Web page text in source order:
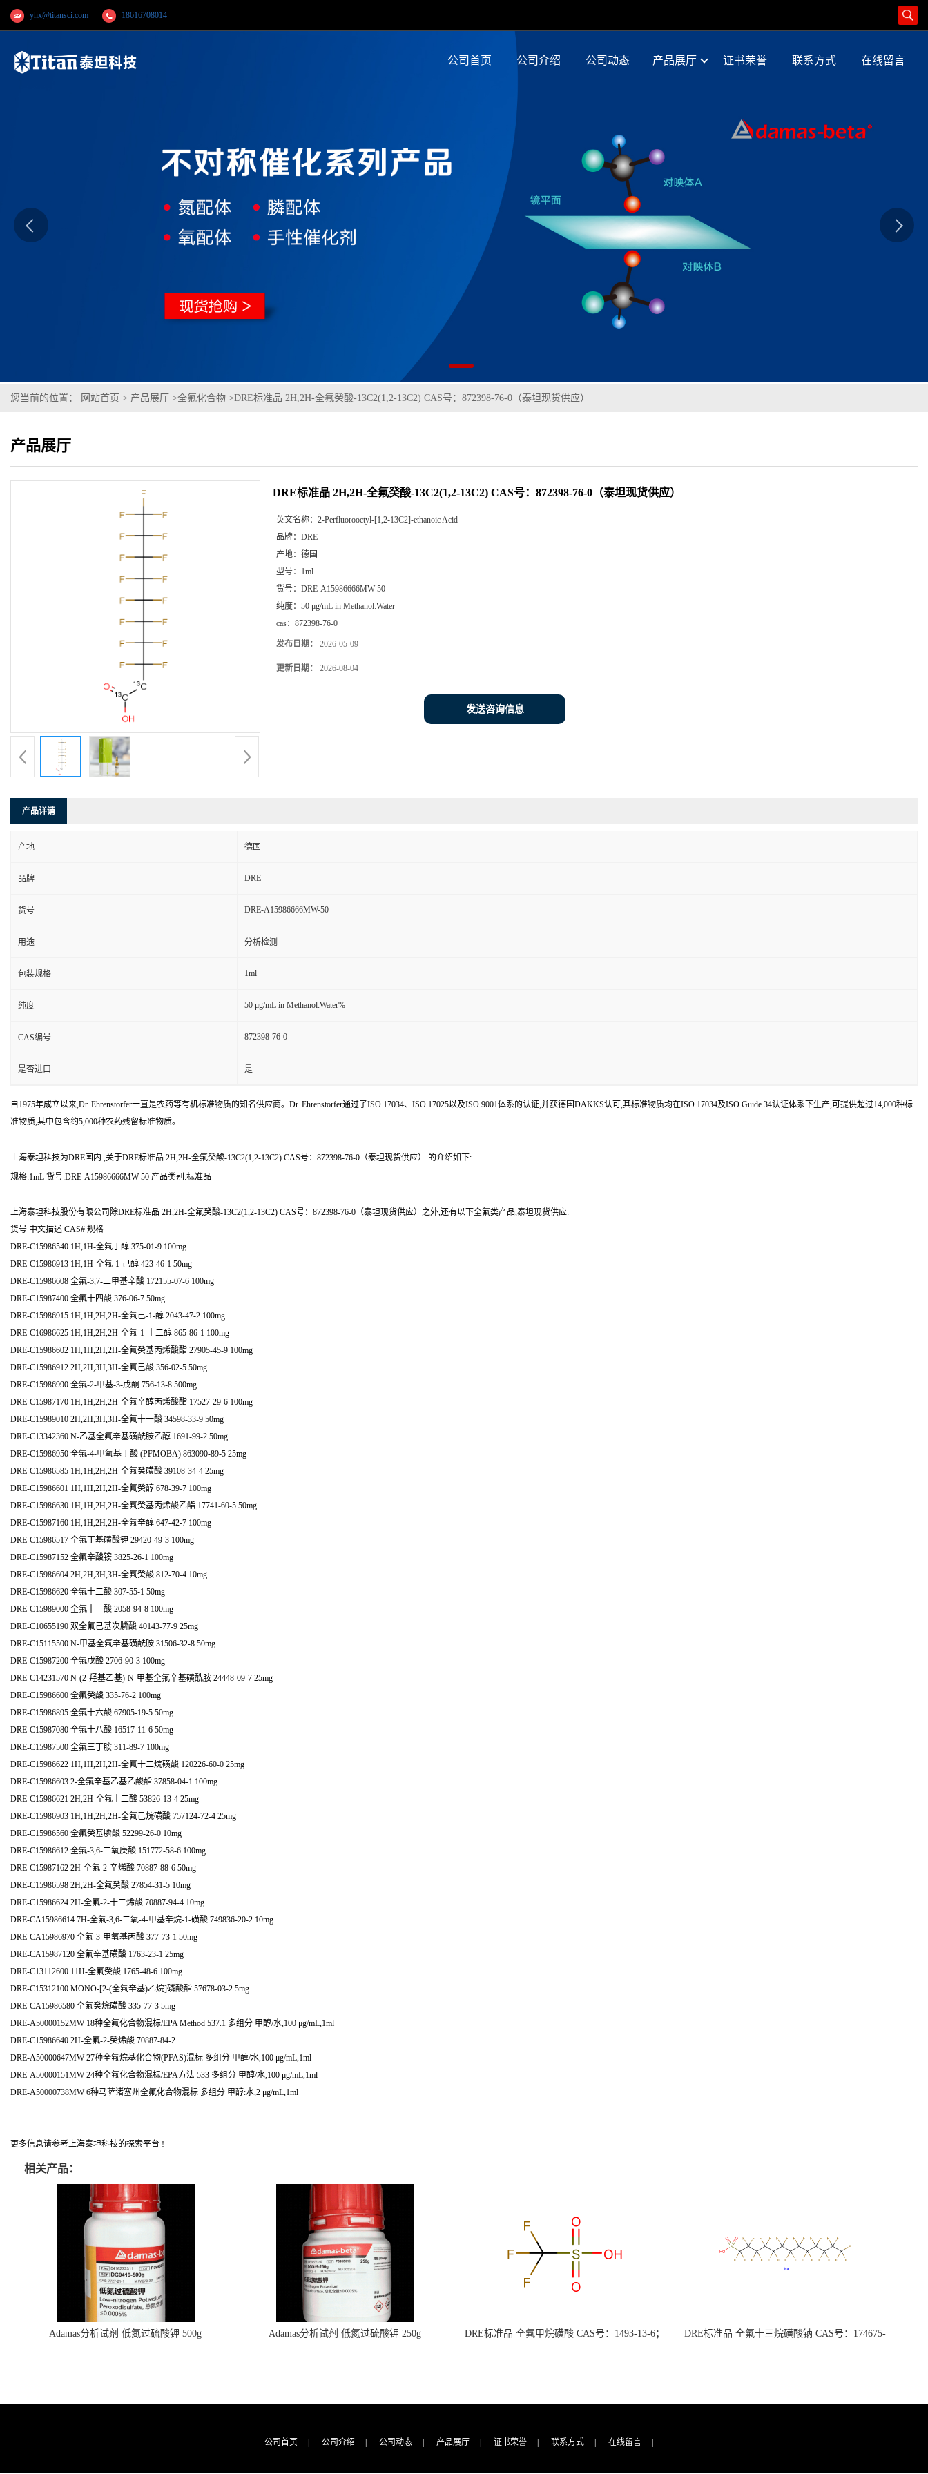
yhx@titansci.com 18616708014
公司首页 公司介绍 公司动态 产品展厅 证书荣誉 联系方式 在线留言
您当前的位置： 网站首页 > 产品展厅 >全氟化合物 >DRE标准品 2H,2H-全氟癸酸-13C2(1,2-13C2) CAS号：872398-76-0（泰坦现货供应）
产品展厅
DRE标准品 2H,2H-全氟癸酸-13C2(1,2-13C2) CAS号：872398-76-0（泰坦现货供应）
英文名称： 2-Perfluorooctyl-[1,2-13C2]-ethanoic Acid
品牌： DRE
产地： 德国
型号： 1ml
货号： DRE-A15986666MW-50
纯度： 50 μg/mL in Methanol:Water
cas： 872398-76-0
发布日期： 2026-05-09
更新日期： 2026-08-04
发送咨询信息
产品详请
产地 德国
品牌 DRE
货号 DRE-A15986666MW-50
用途 分析检测
包装规格 1ml
纯度 50 μg/mL in Methanol:Water%
CAS编号 872398-76-0
是否进口 是
自1975年成立以来,Dr. Ehrenstorfer一直是农药等有机标准物质的知名供应商。Dr. Ehrenstorfer通过了ISO 17034、ISO 17025以及ISO 9001体系的认证,并获德国DAKKS认可,其标准物质均在ISO 17034及ISO Guide 34认证体系下生产,可提供超过14,000种标
准物质,其中包含约5,000种农药残留标准物质。
上海泰坦科技为DRE国内 ,关于DRE标准品 2H,2H-全氟癸酸-13C2(1,2-13C2) CAS号：872398-76-0（泰坦现货供应） 的介绍如下:
规格:1mL 货号:DRE-A15986666MW-50 产品类别:标准品
上海泰坦科技股份有限公司除DRE标准品 2H,2H-全氟癸酸-13C2(1,2-13C2) CAS号：872398-76-0（泰坦现货供应）之外,还有以下全氟类产品,泰坦现货供应:
货号 中文描述 CAS# 规格
DRE-C15986540 1H,1H-全氟丁醇 375-01-9 100mg
DRE-C15986913 1H,1H-全氟-1-己醇 423-46-1 50mg
DRE-C15986608 全氟-3,7-二甲基辛酸 172155-07-6 100mg
DRE-C15987400 全氟十四酸 376-06-7 50mg
DRE-C15986915 1H,1H,2H,2H-全氟己-1-醇 2043-47-2 100mg
DRE-C16986625 1H,1H,2H,2H-全氟-1-十二醇 865-86-1 100mg
DRE-C15986602 1H,1H,2H,2H-全氟癸基丙烯酸酯 27905-45-9 100mg
DRE-C15986912 2H,2H,3H,3H-全氟己酸 356-02-5 50mg
DRE-C15986990 全氟-2-甲基-3-戊酮 756-13-8 500mg
DRE-C15987170 1H,1H,2H,2H-全氟辛醇丙烯酸酯 17527-29-6 100mg
DRE-C15989010 2H,2H,3H,3H-全氟十一酸 34598-33-9 50mg
DRE-C13342360 N-乙基全氟辛基磺酰胺乙醇 1691-99-2 50mg
DRE-C15986950 全氟-4-甲氧基丁酸 (PFMOBA) 863090-89-5 25mg
DRE-C15986585 1H,1H,2H,2H-全氟癸磺酸 39108-34-4 25mg
DRE-C15986601 1H,1H,2H,2H-全氟癸醇 678-39-7 100mg
DRE-C15986630 1H,1H,2H,2H-全氟癸基丙烯酸乙酯 17741-60-5 50mg
DRE-C15987160 1H,1H,2H,2H-全氟辛醇 647-42-7 100mg
DRE-C15986517 全氟丁基磺酸钾 29420-49-3 100mg
DRE-C15987152 全氟辛酸铵 3825-26-1 100mg
DRE-C15986604 2H,2H,3H,3H-全氟癸酸 812-70-4 10mg
DRE-C15986620 全氟十二酸 307-55-1 50mg
DRE-C15989000 全氟十一酸 2058-94-8 100mg
DRE-C10655190 双全氟己基次膦酸 40143-77-9 25mg
DRE-C15115500 N-甲基全氟辛基磺酰胺 31506-32-8 50mg
DRE-C15987200 全氟戊酸 2706-90-3 100mg
DRE-C14231570 N-(2-羟基乙基)-N-甲基全氟辛基磺酰胺 24448-09-7 25mg
DRE-C15986600 全氟癸酸 335-76-2 100mg
DRE-C15986895 全氟十六酸 67905-19-5 50mg
DRE-C15987080 全氟十八酸 16517-11-6 50mg
DRE-C15987500 全氟三丁胺 311-89-7 100mg
DRE-C15986622 1H,1H,2H,2H-全氟十二烷磺酸 120226-60-0 25mg
DRE-C15986603 2-全氟辛基乙基乙酸酯 37858-04-1 100mg
DRE-C15986621 2H,2H-全氟十二酸 53826-13-4 25mg
DRE-C15986903 1H,1H,2H,2H-全氟己烷磺酸 757124-72-4 25mg
DRE-C15986560 全氟癸基膦酸 52299-26-0 10mg
DRE-C15986612 全氟-3,6-二氧庚酸 151772-58-6 100mg
DRE-C15987162 2H-全氟-2-辛烯酸 70887-88-6 50mg
DRE-C15986598 2H,2H-全氟癸酸 27854-31-5 10mg
DRE-C15986624 2H-全氟-2-十二烯酸 70887-94-4 10mg
DRE-CA15986614 7H-全氟-3,6-二氧-4-甲基辛烷-1-磺酸 749836-20-2 10mg
DRE-CA15986970 全氟-3-甲氧基丙酸 377-73-1 50mg
DRE-CA15987120 全氟辛基磺酸 1763-23-1 25mg
DRE-C13112600 11H-全氟癸酸 1765-48-6 100mg
DRE-C15312100 MONO-[2-(全氟辛基)乙烷]磷酸酯 57678-03-2 5mg
DRE-CA15986580 全氟癸烷磺酸 335-77-3 5mg
DRE-A50000152MW 18种全氟化合物混标/EPA Method 537.1 多组分 甲醇/水,100 μg/mL,1ml
DRE-C15986640 2H-全氟-2-癸烯酸 70887-84-2
DRE-A50000647MW 27种全氟烷基化合物(PFAS)混标 多组分 甲醇/水,100 μg/mL,1ml
DRE-A50000151MW 24种全氟化合物混标/EPA方法 533 多组分 甲醇/水,100 μg/mL,1ml
DRE-A50000738MW 6种马萨诸塞州全氟化合物混标 多组分 甲醇:水,2 μg/mL,1ml
更多信息请参考上海泰坦科技的探索平台 !
相关产品：
Adamas分析试剂 低氮过硫酸钾 500g
Adamas分析试剂 低氮过硫酸钾 250g
DRE标准品 全氟甲烷磺酸 CAS号：1493-13-6；
DRE标准品 全氟十三烷磺酸钠 CAS号：174675-
公司首页 | 公司介绍 | 公司动态 | 产品展厅 | 证书荣誉 | 联系方式 | 在线留言 |